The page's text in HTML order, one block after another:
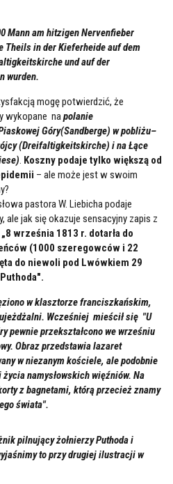
Mann am hitzigen Nervenfieber
Theils in der Kieferheide auf dem
und auf der
wurden.
mogę potwierdzić, że
wykopane na polanie
Góry(Sandberge) w pobliżu–
(Dreifaltigkeitskirche) i na Łące
Koszny podaje tylko większą od
– ale może jest w swoim
pastora W. Liebicha podaje
ale jak się okazuje sensacyjny zapis z
„8 września 1813 r. dotarła do
(1000 szeregowców i 22
do niewoli pod Lwówkiem 29
w klasztorze franciszkańskim,
Wcześniej mieścił się "U
pewnie przekształcono we wrześniu
Obraz przedstawia lazaret
w niezanym kościele, ale podobnie
życia namysłowskich więźniów. Na
z bagnetami, którą przecież znamy
świata".
pilnujący żołnierzy Puthoda i
to przy drugiej ilustracji w